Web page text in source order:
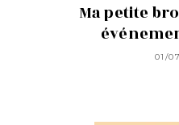
Ma petite
01/